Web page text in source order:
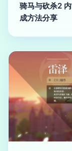
骑马与砍杀2
成方法分享